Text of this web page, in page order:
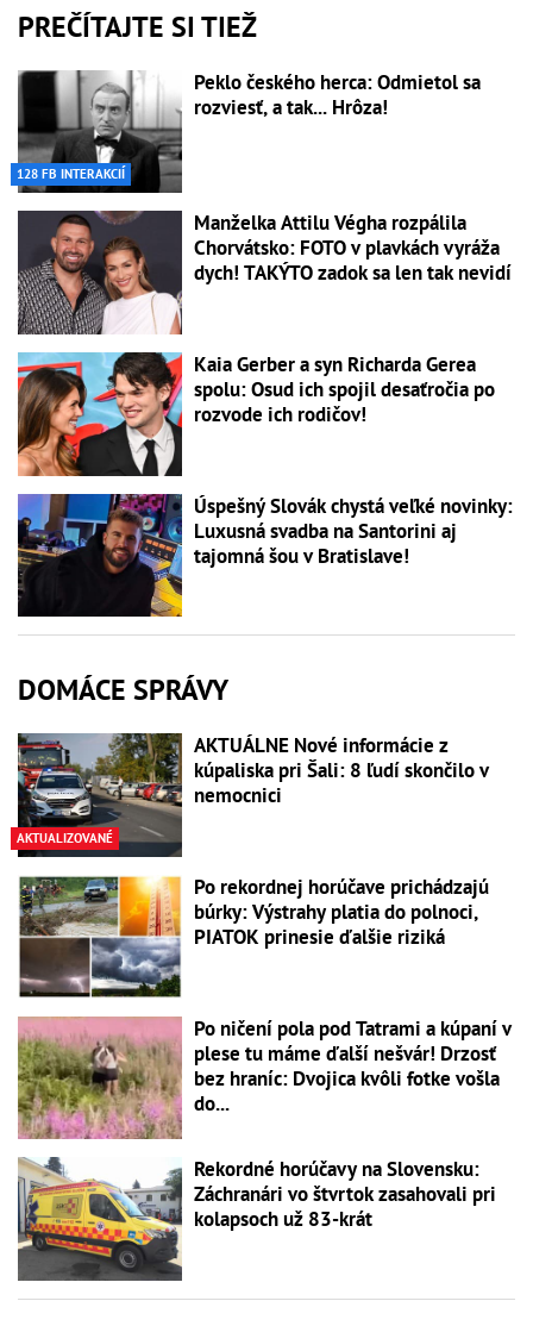
PREČÍTAJTE SI TIEŽ
128 FB INTERAKCIÍ
Peklo českého herca: Odmietol sa
rozviesť, a tak... Hrôza!
Manželka Attilu Végha rozpálila
Chorvátsko: FOTO v plavkách vyráža
dych! TAKÝTO zadok sa len tak nevidí
Kaia Gerber a syn Richarda Gerea
spolu: Osud ich spojil desaťročia po
rozvode ich rodičov!
Úspešný Slovák chystá veľké novinky:
Luxusná svadba na Santorini aj
tajomná šou v Bratislave!
DOMÁCE SPRÁVY
AKTUALIZOVANÉ
AKTUÁLNE Nové informácie z
kúpaliska pri Šali: 8 ľudí skončilo v
nemocnici
Po rekordnej horúčave prichádzajú
búrky: Výstrahy platia do polnoci,
PIATOK prinesie ďalšie riziká
Po ničení pola pod Tatrami a kúpaní v
plese tu máme ďalší nešvár! Drzosť
bez hraníc: Dvojica kvôli fotke vošla
do...
Rekordné horúčavy na Slovensku:
Záchranári vo štvrtok zasahovali pri
kolapsoch už 83-krát